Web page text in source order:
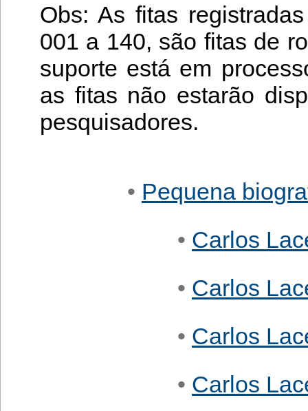
Obs: As fitas
001 a 140, são fitas de
suporte está em
as fitas não estarão
pesquisadores.
• Pequena
• Carlos
• Carlos
• Carlos
• Carlos